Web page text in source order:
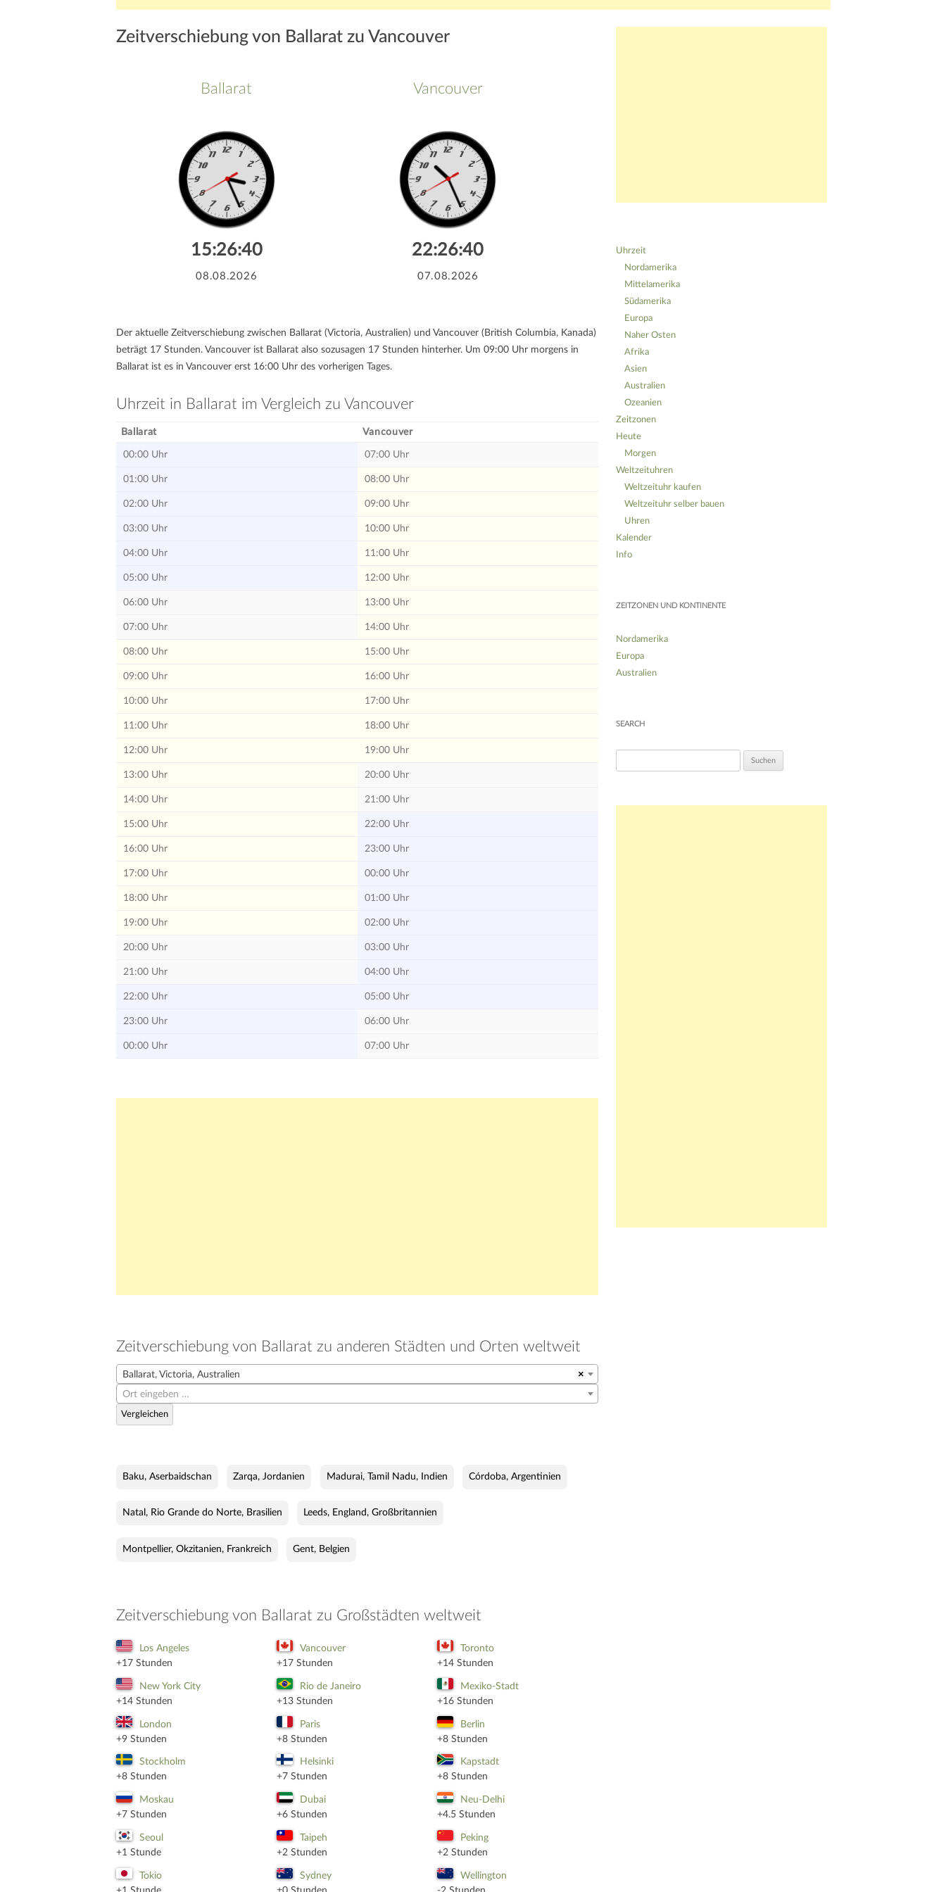
Zeitverschiebung von Ballarat zu Vancouver
Ballarat
15:26:40
08.08.2026
Vancouver
22:26:40
07.08.2026
Der aktuelle Zeitverschiebung zwischen Ballarat (Victoria, Australien) und Vancouver (British Columbia, Kanada)
beträgt 17 Stunden. Vancouver ist Ballarat also sozusagen 17 Stunden hinterher. Um 09:00 Uhr morgens in
Ballarat ist es in Vancouver erst 16:00 Uhr des vorherigen Tages.
Uhrzeit in Ballarat im Vergleich zu Vancouver
Ballarat Vancouver
00:00 Uhr 07:00 Uhr
01:00 Uhr 08:00 Uhr
02:00 Uhr 09:00 Uhr
03:00 Uhr 10:00 Uhr
04:00 Uhr 11:00 Uhr
05:00 Uhr 12:00 Uhr
06:00 Uhr 13:00 Uhr
07:00 Uhr 14:00 Uhr
08:00 Uhr 15:00 Uhr
09:00 Uhr 16:00 Uhr
10:00 Uhr 17:00 Uhr
11:00 Uhr 18:00 Uhr
12:00 Uhr 19:00 Uhr
13:00 Uhr 20:00 Uhr
14:00 Uhr 21:00 Uhr
15:00 Uhr 22:00 Uhr
16:00 Uhr 23:00 Uhr
17:00 Uhr 00:00 Uhr
18:00 Uhr 01:00 Uhr
19:00 Uhr 02:00 Uhr
20:00 Uhr 03:00 Uhr
21:00 Uhr 04:00 Uhr
22:00 Uhr 05:00 Uhr
23:00 Uhr 06:00 Uhr
00:00 Uhr 07:00 Uhr
Zeitverschiebung von Ballarat zu anderen Städten und Orten weltweit
×
Ballarat, Victoria, Australien
Ort eingeben …
Vergleichen
Baku, Aserbaidschan Zarqa, Jordanien Madurai, Tamil Nadu, Indien Córdoba, Argentinien
Natal, Rio Grande do Norte, Brasilien Leeds, England, Großbritannien
Montpellier, Okzitanien, Frankreich Gent, Belgien
Zeitverschiebung von Ballarat zu Großstädten weltweit
Los Angeles
+17 Stunden
Vancouver
+17 Stunden
Toronto
+14 Stunden
New York City
+14 Stunden
Rio de Janeiro
+13 Stunden
Mexiko-Stadt
+16 Stunden
London
+9 Stunden
Paris
+8 Stunden
Berlin
+8 Stunden
Stockholm
+8 Stunden
Helsinki
+7 Stunden
Kapstadt
+8 Stunden
Moskau
+7 Stunden
Dubai
+6 Stunden
Neu-Delhi
+4.5 Stunden
Seoul
+1 Stunde
Taipeh
+2 Stunden
Peking
+2 Stunden
Tokio
Sydney
Wellington
Uhrzeit
Nordamerika
Mittelamerika
Südamerika
Europa
Naher Osten
Afrika
Asien
Australien
Ozeanien
Zeitzonen
Heute
Morgen
Weltzeituhren
Weltzeituhr kaufen
Weltzeituhr selber bauen
Uhren
Kalender
Info
ZEITZONEN UND KONTINENTE
Nordamerika
Europa
Australien
SEARCH
u
h